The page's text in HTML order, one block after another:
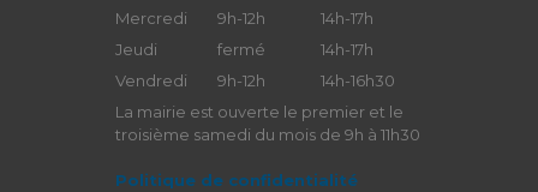
Mercredi
9h-12h
14h-17h
Jeudi
fermé
14h-17h
Vendredi
9h-12h
14h-16h30
La mairie est ouverte le premier et le
troisième samedi du mois de 9h à 11h30
Politique de confidentialité